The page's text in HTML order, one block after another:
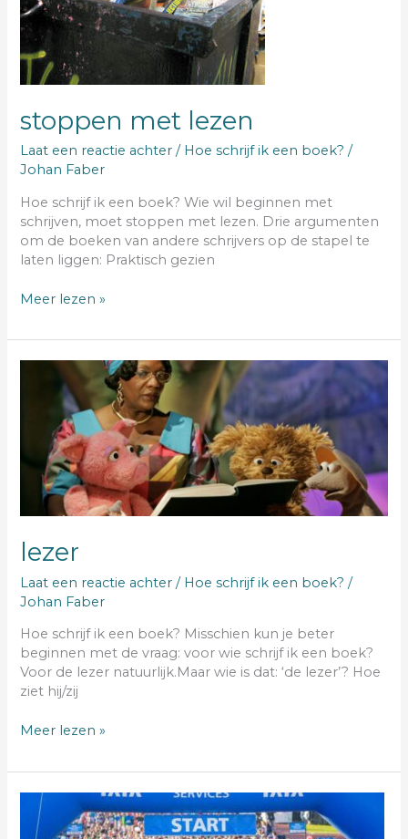
stoppen met lezen
Laat een reactie achter / Hoe schrijf ik een boek? /
Johan Faber
Hoe schrijf ik een boek? Wie wil beginnen met
schrijven, moet stoppen met lezen. Drie argumenten
om de boeken van andere schrijvers op de stapel te
laten liggen: Praktisch gezien
Meer lezen »
lezer
Laat een reactie achter / Hoe schrijf ik een boek? /
Johan Faber
Hoe schrijf ik een boek? Misschien kun je beter
beginnen met de vraag: voor wie schrijf ik een boek?
Voor de lezer natuurlijk.Maar wie is dat: ‘de lezer’? Hoe
ziet hij/zij
Meer lezen »
begin